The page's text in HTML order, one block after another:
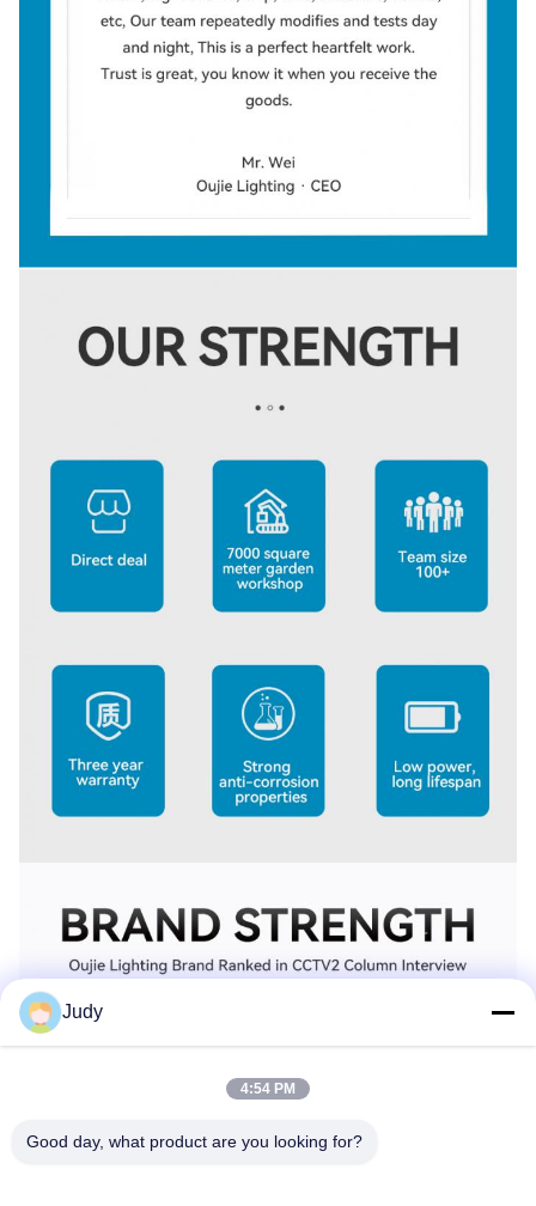
Judy
4:54 PM
Good day, what product are you looking for?